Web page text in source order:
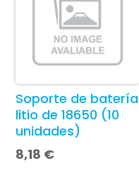
Soporte de batería
litio de 18650 (10
unidades)
8,18 €